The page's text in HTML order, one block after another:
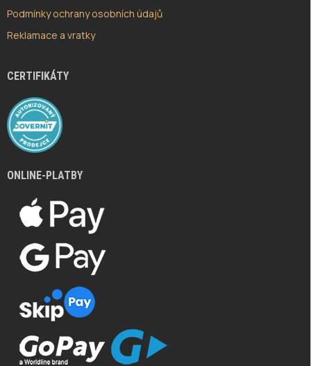
Podmínky ochrany osobních údajů
Reklamace a vratky
CERTIFIKÁTY
ONLINE-PLATBY